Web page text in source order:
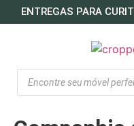
ENTREGAS PARA